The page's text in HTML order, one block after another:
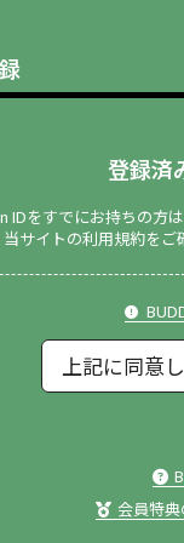
登録済
IDをすでにお持ちの方
当サイトの利用規約をご
上記に同意
会員特